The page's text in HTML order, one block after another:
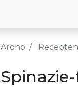
Arono Recepten